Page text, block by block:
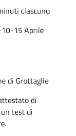
ciascuno
15 Aprile
di Grottaglie
di
test di